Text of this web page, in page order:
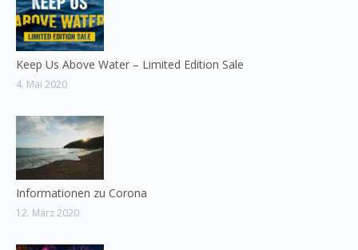
Keep Us Above Water – Limited Edition Sale
4. Mai 2020
Informationen zu Corona
12. März 2020